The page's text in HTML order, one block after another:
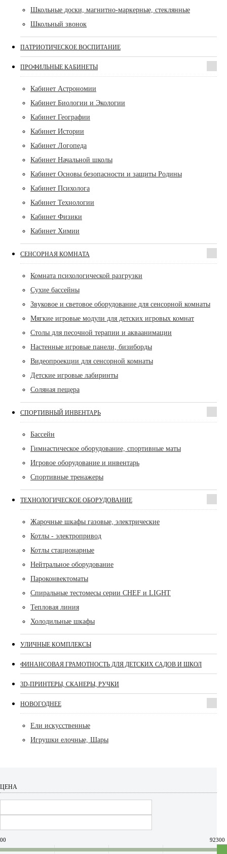
Школьные доски, магнитно-маркерные, стеклянные
Школьный звонок
ПАТРИОТИЧЕСКОЕ ВОСПИТАНИЕ
ПРОФИЛЬНЫЕ КАБИНЕТЫ
Кабинет Астрономии
Кабинет Биологии и Экологии
Кабинет Географии
Кабинет Истории
Кабинет Логопеда
Кабинет Начальной школы
Кабинет Основы безопасности и защиты Родины
Кабинет Психолога
Кабинет Технологии
Кабинет Физики
Кабинет Химии
СЕНСОРНАЯ КОМНАТА
Комната психологической разгрузки
Сухие бассейны
Звуковое и световое оборудование для сенсорной комнаты
Мягкие игровые модули для детских игровых комнат
Столы для песочной терапии и акваанимации
Настенные игровые панели, бизиборды
Видеопроекции для сенсорной комнаты
Детские игровые лабиринты
Соляная пещера
СПОРТИВНЫЙ ИНВЕНТАРЬ
Бассейн
Гимнастическое оборудование, спортивные маты
Игровое оборудование и инвентарь
Спортивные тренажеры
ТЕХНОЛОГИЧЕСКОЕ ОБОРУДОВАНИЕ
Жарочные шкафы газовые, электрические
Котлы - электропривод
Котлы стационарные
Нейтральное оборудование
Пароконвектоматы
Спиральные тестомесы серии CHEF и LIGHT
Тепловая линия
Холодильные шкафы
УЛИЧНЫЕ КОМПЛЕКСЫ
ФИНАНСОВАЯ ГРАМОТНОСТЬ ДЛЯ ДЕТСКИХ САДОВ И ШКОЛ
3D-ПРИНТЕРЫ, СКАНЕРЫ, РУЧКИ
НОВОГОДНЕЕ
Ели искусственные
Игрушки елочные, Шары
ЦЕНА
92300